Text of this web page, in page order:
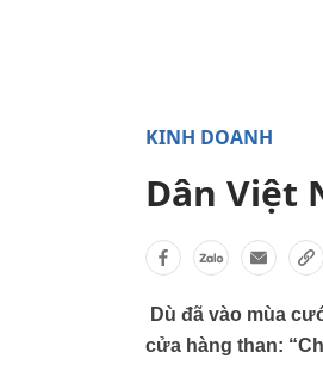
KINH DOANH
Dân Việt
Dù đã vào mùa
cửa hàng than: